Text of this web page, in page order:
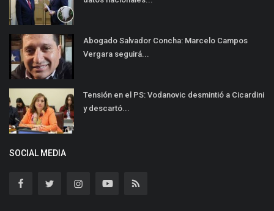
Abogado Salvador Concha: Marcelo Campos
Vergara seguirá...
Tensión en el PS: Vodanovic desmintió a Cicardini
y descartó...
SOCIAL MEDIA